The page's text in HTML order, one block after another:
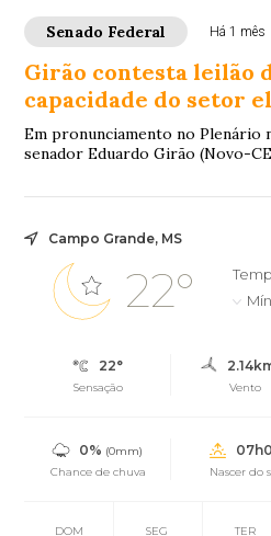
Senado Federal Há 1 mês
Girão contesta leilão
capacidade do setor
Em pronunciamento no Plenário
senador Eduardo Girão (Novo-
Campo Grande, MS
22°
Mín.
22°
Sensação Vento
0% (0mm)
Chance de chuva
Nascer do
DOM SEG TER